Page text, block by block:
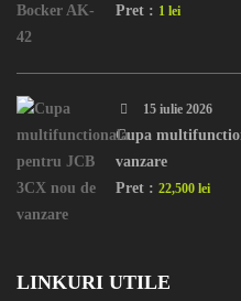
Pret : 1 lei
15 iulie 2026
Cupa
vanzare
Pret : 22,500 lei
LINKURI UTILE